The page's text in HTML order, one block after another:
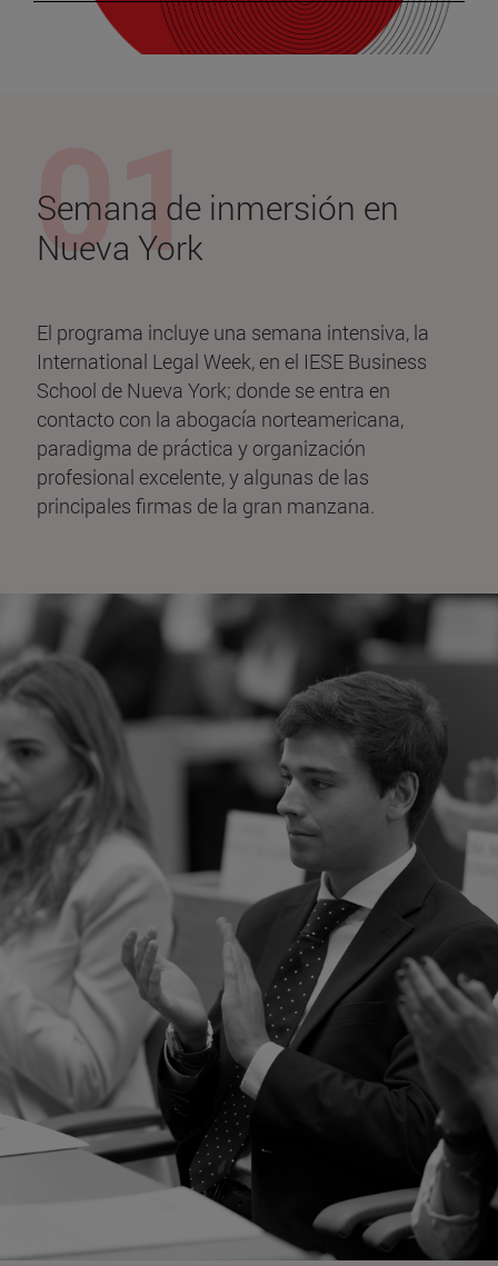
Semana de inmersión en
Nueva York
El programa incluye una semana intensiva, la
International Legal Week, en el IESE Business
School de Nueva York; donde se entra en
contacto con la abogacía norteamericana,
paradigma de práctica y organización
profesional excelente, y algunas de las
principales firmas de la gran manzana.